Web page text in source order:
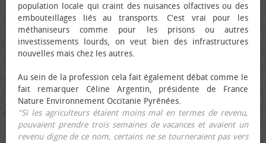
population locale qui craint des nuisances olfactives ou des
embouteillages liés au transports. C'est vrai pour les
méthaniseurs comme pour les prisons ou autres
investissements lourds, on veut bien des infrastructures
nouvelles mais chez les autres.
Au sein de la profession cela fait également débat comme le
fait remarquer Céline Argentin, présidente de France
Nature Environnement Occitanie Pyrénées.
"Si les agriculteurs étaient moins mal en termes de revenu,
pouvaient prendre trois semaines de vacances et avaient un
revenu digne de ce nom, certains ne se tourneraient pas vers